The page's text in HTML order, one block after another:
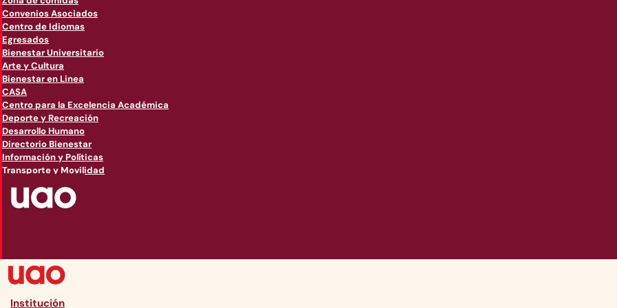
Convenios Asociados
Centro de Idiomas
Egresados
Bienestar Universitario
Arte y Cultura
Bienestar en Linea
CASA
Centro para la Excelencia Académica
Deporte y Recreación
Desarrollo Humano
Directorio Bienestar
Información y Políticas
Transporte y Movilidad
Institución